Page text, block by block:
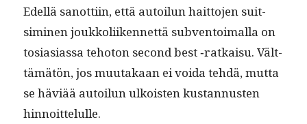
Edel­lä san­ot­ti­in, että autoilun hait­to­jen suit­
simi­nen joukkoli­iken­net­tä sub­ven­toimal­la on
tosi­asi­as­sa teho­ton sec­ond best ‑ratkaisu. Vält­
tämätön, jos muu­takaan ei voi­da tehdä, mut­ta
se häviää autoilun ulkois­t­en kus­tan­nusten
hinnoittelulle.